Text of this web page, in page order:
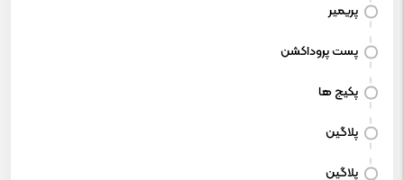
پریمیر
پست پروداکشن
پکیج ها
پلاگین
پلاگین